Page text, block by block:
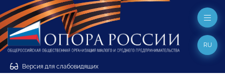
Версия для слабовидящих
RU